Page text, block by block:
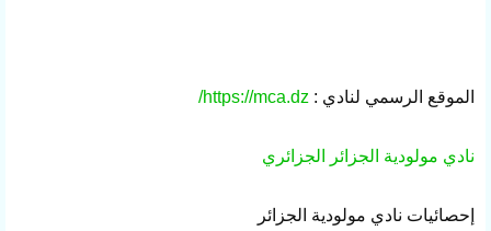
الموقع الرسمي لنادي : https://mca.dz/
نادي مولودية الجزائر الجزائري
إحصائيات نادي مولودية الجزائر